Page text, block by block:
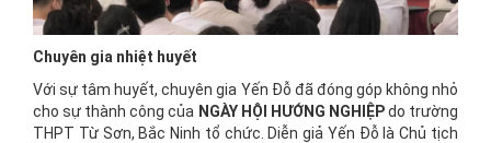
Chuyên gia nhiệt huyết
Với sự tâm huyết, chuyên gia Yến Đỗ đã đóng góp không nhỏ
cho sự thành công của NGÀY HỘI HƯỚNG NGHIỆPdo trường
THPT Từ Sơn, Bắc Ninh tổ chức. Diễn giả Yến Đỗ là Chủ tịch